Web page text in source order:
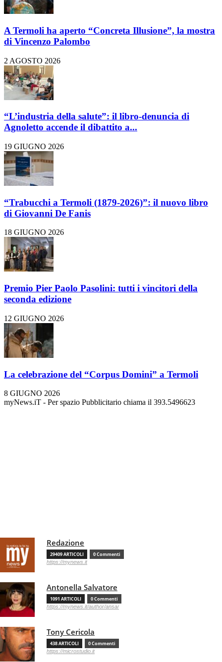
A Termoli ha aperto “Concreta Illusione”, la mostra
di Vincenzo Palombo
2 AGOSTO 2026
“L’industria della salute”: il libro-denuncia di
Agnoletto accende il dibattito a...
19 GIUGNO 2026
“Trabucchi a Termoli (1879-2026)”: il nuovo libro
di Giovanni De Fanis
18 GIUGNO 2026
Premio Pier Paolo Pasolini: tutti i vincitori della
seconda edizione
12 GIUGNO 2026
La celebrazione del “Corpus Domini” a Termoli
8 GIUGNO 2026
myNews.iT - Per spazio Pubblicitario chiama il 393.5496623
Redazione
29409 ARTICOLI 0 Commenti
https://mynews.it
Antonella Salvatore
1091 ARTICOLI 0 Commenti
https://mynews.it/author/ansa/
Tony Cericola
438 ARTICOLI 0 Commenti
https://microstudio.it